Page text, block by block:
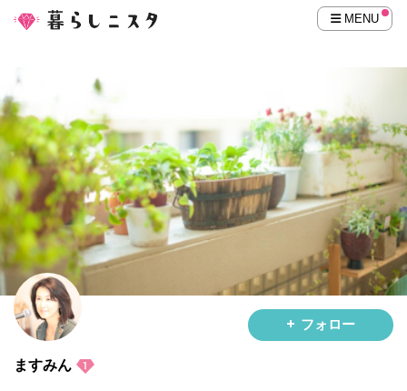
MENU
フォロー
ますみん